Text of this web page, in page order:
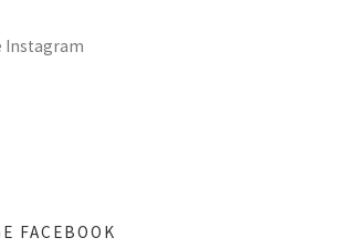
Instagram
FACEBOOK